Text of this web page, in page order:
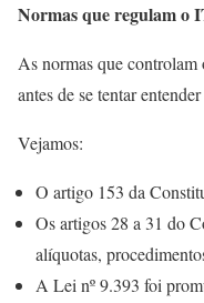
Normas que regulam o
As normas que
antes de se tentar
Vejamos:
O artigo 153 da
Os artigos 28 a 31 do
alíquotas,
A Lei nº 9.393 foi